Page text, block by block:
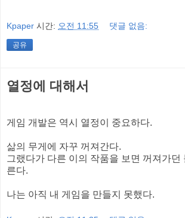
Kpaper 시간: 오전 11:55 댓글 없음:
공유
열정에 대해서
게임 개발은 역시 열정이 중요하다.
삶의 무게에 자꾸 꺼져간다.
그랬다가 다른 이의 작품을 보면 꺼져가던
른다.
나는 아직 내 게임을 만들지 못했다.